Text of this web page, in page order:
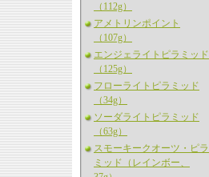
（112g）
アメトリンポイント
（107g）
エンジェライトピラミッド
（125g）
フローライトピラミッド
（34g）
ソーダライトピラミッド
（63g）
スモーキークオーツ・ピラ
ミッド（レインボー、